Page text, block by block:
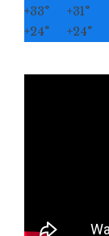
+33° +31°
+24° +24°